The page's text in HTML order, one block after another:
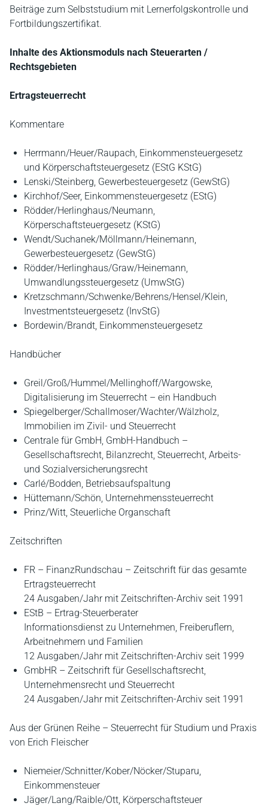
Beiträge zum Selbststudium mit Lernerfolgskontrolle und
Fortbildungszertifikat.
Inhalte des Aktionsmoduls nach Steuerarten /
Rechtsgebieten
Ertragsteuerrecht
Kommentare
Herrmann/Heuer/Raupach, Einkommensteuergesetz
und Körperschaftsteuergesetz (EStG KStG)
Lenski/Steinberg, Gewerbesteuergesetz (GewStG)
Kirchhof/Seer, Einkommensteuergesetz (EStG)
Rödder/Herlinghaus/Neumann,
Körperschaftsteuergesetz (KStG)
Wendt/Suchanek/Möllmann/Heinemann,
Gewerbesteuergesetz (GewStG)
Rödder/Herlinghaus/Graw/Heinemann,
Umwandlungssteuergesetz (UmwStG)
Kretzschmann/Schwenke/Behrens/Hensel/Klein,
Investmentsteuergesetz (InvStG)
Bordewin/Brandt, Einkommensteuergesetz
Handbücher
Greil/Groß/Hummel/Mellinghoff/Wargowske,
Digitalisierung im Steuerrecht – ein Handbuch
Spiegelberger/Schallmoser/Wachter/Wälzholz,
Immobilien im Zivil- und Steuerrecht
Centrale für GmbH, GmbH-Handbuch –
Gesellschaftsrecht, Bilanzrecht, Steuerrecht, Arbeits-
und Sozialversicherungsrecht
Carlé/Bodden, Betriebsaufspaltung
Hüttemann/Schön, Unternehmenssteuerrecht
Prinz/Witt, Steuerliche Organschaft
Zeitschriften
FR – FinanzRundschau – Zeitschrift für das gesamte
Ertragsteuerrecht
24 Ausgaben/Jahr mit Zeitschriften-Archiv seit 1991
EStB – Ertrag-Steuerberater
Informationsdienst zu Unternehmen, Freiberuflern,
Arbeitnehmern und Familien
12 Ausgaben/Jahr mit Zeitschriften-Archiv seit 1999
GmbHR – Zeitschrift für Gesellschaftsrecht,
Unternehmensrecht und Steuerrecht
24 Ausgaben/Jahr mit Zeitschriften-Archiv seit 1991
Aus der Grünen Reihe – Steuerrecht für Studium und Praxis
von Erich Fleischer
Niemeier/Schnitter/Kober/Nöcker/Stuparu,
Einkommensteuer
Jäger/Lang/Raible/Ott, Körperschaftsteuer